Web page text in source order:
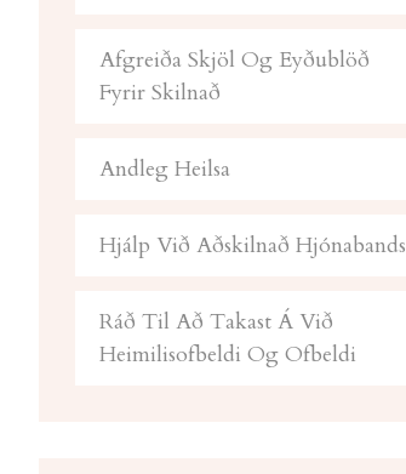
Afgreiða Skjöl Og Eyðublöð
Fyrir Skilnað
Andleg Heilsa
Hjálp Við Aðskilnað Hjónabands
Ráð Til Að Takast Á Við
Heimilisofbeldi Og Ofbeldi